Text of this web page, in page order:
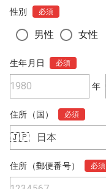
性別 必須
男性 女性
生年月日 必須
年
住所（国） 必須
🇯🇵 日本
住所（郵便番号） 必須